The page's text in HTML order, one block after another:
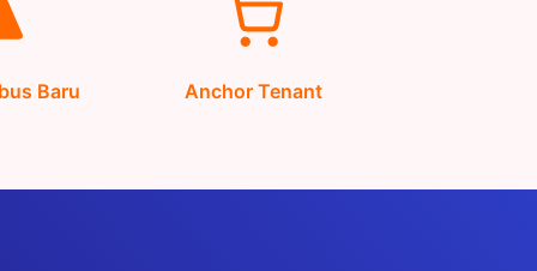
Baru Anchor Tenant